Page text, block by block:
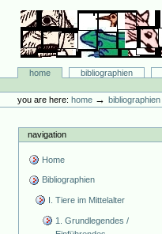
content.
navigation
Bibliographie-Portal
Sectionshome bibliographien
tools
you are here: home →bibliographien
navigation
Home
Bibliographien
I. Tiere im Mittelalter
1. Grundlegendes /